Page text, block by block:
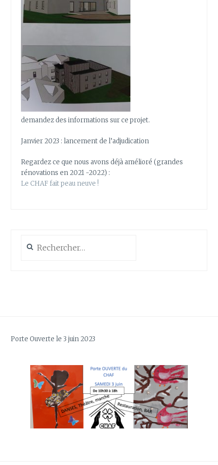
demandez des informations sur ce projet.
Janvier 2023 : lancement de l’adjudication
Regardez ce que nous avons déjà amélioré (grandes
rénovations en 2021 -2022) :
Le CHAF fait peau neuve !
Porte Ouverte le 3 juin 2023